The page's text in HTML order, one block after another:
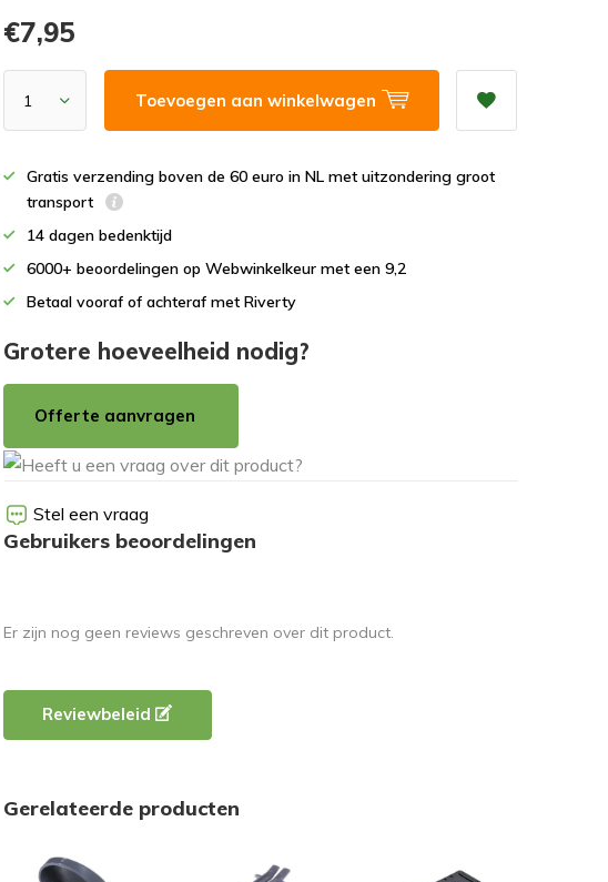
€7,95
Toevoegen aan winkelwagen
Gratis verzending boven de 60 euro in NL met uitzondering groot
transport
14 dagen bedenktijd
6000+ beoordelingen op Webwinkelkeur met een 9,2
Betaal vooraf of achteraf met Riverty
Grotere hoeveelheid nodig?
Offerte aanvragen
Stel een vraag
Gebruikers beoordelingen
Er zijn nog geen reviews geschreven over dit product.
Reviewbeleid
Gerelateerde producten